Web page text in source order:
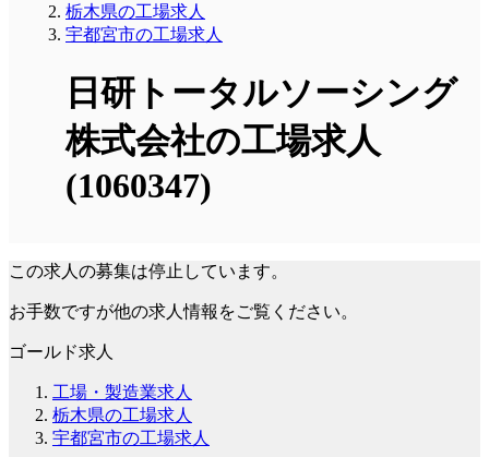
栃木県の工場求人
宇都宮市の工場求人
日研トータルソーシング
株式会社の工場求人
(1060347)
この求人の募集は停止しています。
お手数ですが他の求人情報をご覧ください。
ゴールド求人
工場・製造業求人
栃木県の工場求人
宇都宮市の工場求人